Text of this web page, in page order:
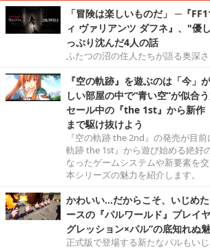
「冒険は楽しいものだ」 ─『
ィ ヴァリアンツ ダフネ』、"優
っぷり沈んだ4人の話
ふたつの沼の住人たちが語る奥深さ
『空の軌跡』を遊ぶのは「今」
しい部屋の中で“青い空”が似合
セール中の『the 1st』から新作
まで駆け抜けよう
『空の軌跡 the 2nd』の発売が目
軌跡 the 1st』から遊び始める絶好
なったゲームシステムや新要素を
本シリーズの魅力を紹介します。
かわいい…だからこそ、いじめ
ースの『パルワールド』プレイ
グレッション×パル”の底知れぬ
正式版で登場する新たなパルもいじ